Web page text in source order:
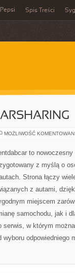
Pepsi Spis Treści
MOŻLIWOŚĆ
to
z myślą o
Strona łączy
z autami,
miejscem
samochodu, jak i
serwis, w którym
odpowiedniego